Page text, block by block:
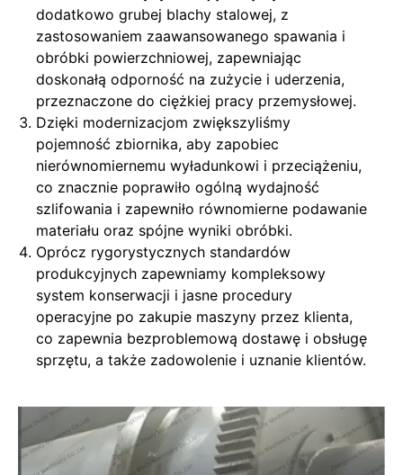
dodatkowo grubej blachy stalowej, z
zastosowaniem zaawansowanego spawania i
obróbki powierzchniowej, zapewniając
doskonałą odporność na zużycie i uderzenia,
przeznaczone do ciężkiej pracy przemysłowej.
Dzięki modernizacjom zwiększyliśmy
pojemność zbiornika, aby zapobiec
nierównomiernemu wyładunkowi i przeciążeniu,
co znacznie poprawiło ogólną wydajność
szlifowania i zapewniło równomierne podawanie
materiału oraz spójne wyniki obróbki.
Oprócz rygorystycznych standardów
produkcyjnych zapewniamy kompleksowy
system konserwacji i jasne procedury
operacyjne po zakupie maszyny przez klienta,
co zapewnia bezproblemową dostawę i obsługę
sprzętu, a także zadowolenie i uznanie klientów.